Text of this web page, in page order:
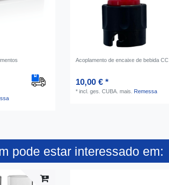
Acoplamento de encaixe de bebida CC
10,00 € *
*incl. ges. CUBA. mais. Remessa
pode estar interessado em: